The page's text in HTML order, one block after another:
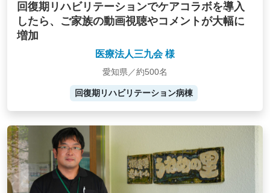
回復期リハビリテーションでケアコラボを導入
したら、ご家族の動画視聴やコメントが大幅に
増加
医療法人三九会 様
愛知県／約500名
回復期リハビリテーション病棟